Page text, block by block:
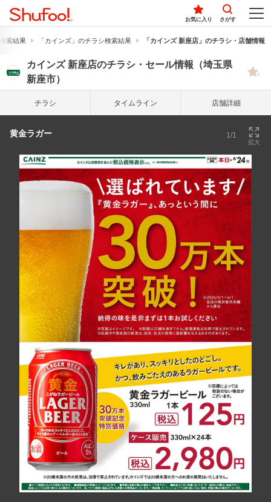
お気に入り さがす
索結果 「カインズ」のチラシ検索結果 「カインズ 新座店」のチラシ・店舗情報
カインズ 新座店のチラシ・セール情報（埼玉県
新座市）
チラシ タイム ライン 店舗詳細
黄金ラガー 1/1
拡大